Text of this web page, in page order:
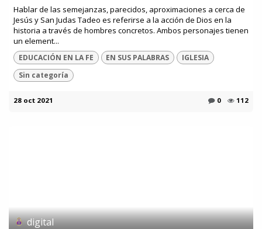
Hablar de las semejanzas, parecidos, aproximaciones a cerca de
Jesús y San Judas Tadeo es referirse a la acción de Dios en la
historia a través de hombres concretos. Ambos personajes tienen
un element...
EDUCACIÓN EN LA FE EN SUS PALABRAS
IGLESIA
Sin categoría
28 oct 2021 0 112
digital